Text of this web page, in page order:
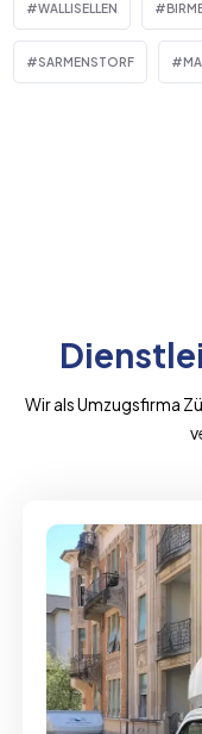
WALLISELLEN
SARMENSTORF
Wir als Umzugsfirma